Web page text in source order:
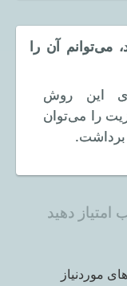
می‌توانم آن را
این روش
را می‌توان
برداشت.
امتیاز دهید
موردنیاز